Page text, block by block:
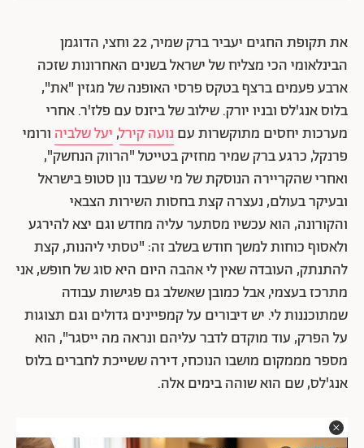
את תקופת החגים יעביר ברק שמיר, 22 וחצי, הדוגמן
הבינלאומי הכי מצליח של ישראל בשנים האחרונות שזכה
ארבע פעמים ברצף בטקס פרסי האופנה של מגזין "את",
בלוס אנג'לס ובניו יורק. שילוב של ביזנס עם פלז'ר. אחרי
מערכות יחסים מתוקשרות עם נועה קירל,יעל שלביה ורומי
פרנקל, כרגע ברק שמיר מחזיק בטייטל "הרווק הנחשק",
ואחרי שהקריירה הנוסקת של מי שעבד נון סטופ בישראל
ובעיקר בעולם, נעצרה קצת בחסות השירות הצבאי
והקורונה, הוא עכשיו מסתער עליה מחדש וגם יצא להירגע
ולאסוף כוחות למשך חודש בשלב זה: "טסתי ליהנות, קצת
להתנתק, העובדה שאין לי אהבה היום היא סוג של חופש, אני
מתרכז בעצמי, אבל כמובן שאשלב גם פגישות עבודה
שמתוכננות לי. יש דיבורים על קמפיינים גדולים וגם תצוגות
על הפרק, עוד מוקדם לדבר עליהם ונראה מה ייסגר", הוא
מספר מממקום מושבו הנוכחי, דירה ששייכת לחברים בלוס
אנג'לס, שם הוא שוהה בימים אלה.